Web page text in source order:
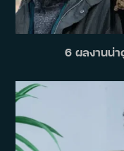
6 ผลงานน่า